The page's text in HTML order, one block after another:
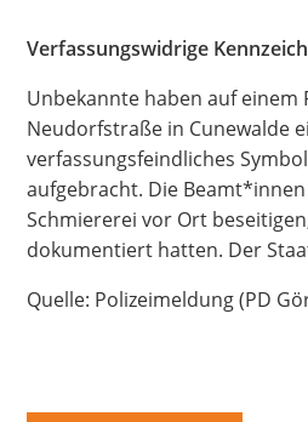
Deutsch العربية Český
Italiano
Kurdí فارسی
Русский
Español ትግርኛ
Verfassungswidrige
Unbekannte haben auf einem
Neudorfstraße in Cunewalde
verfassungsfeindliches
aufgebracht. Die
Schmiererei vor Ort
dokumentiert hatten. Der
Quelle: Polizeimeldung (PD